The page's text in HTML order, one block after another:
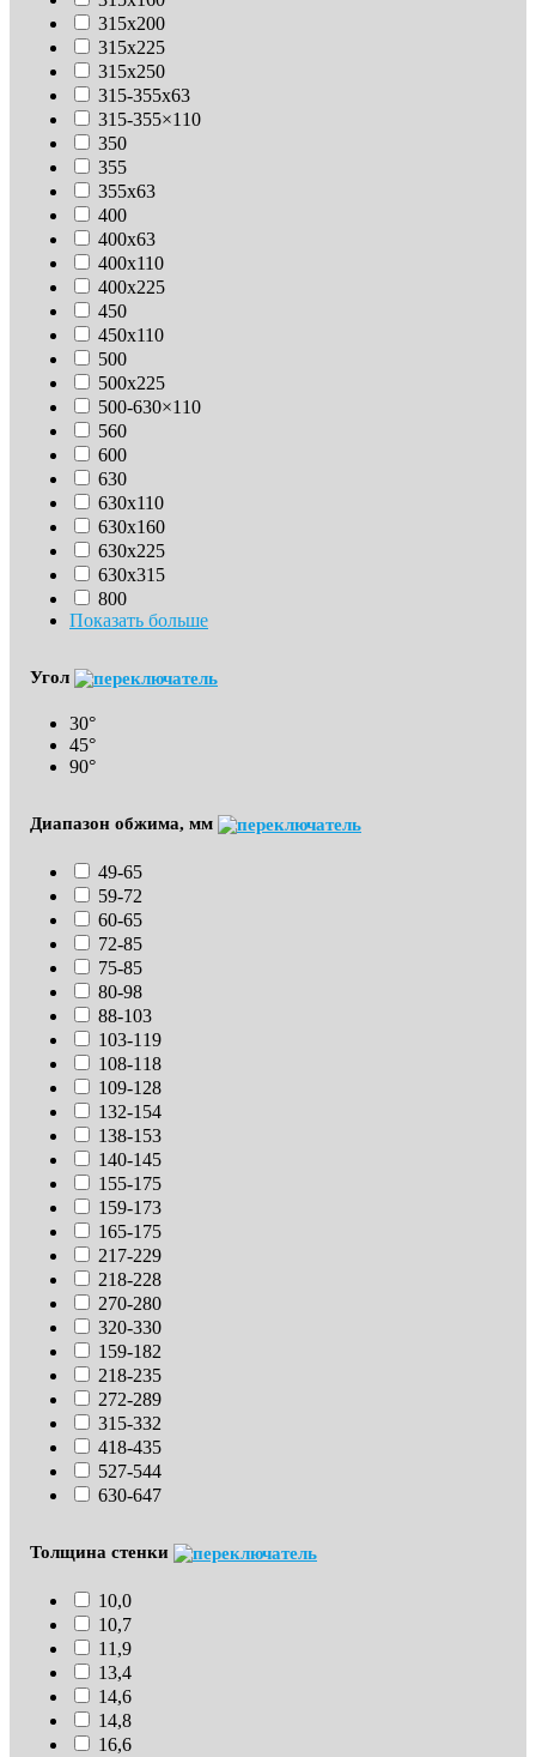
315х200
315х225
315х250
315-355х63
315-355×110
350
355
355х63
400
400х63
400х110
400х225
450
450х110
500
500х225
500-630×110
560
600
630
630х110
630x160
630х225
630х315
800
Показать больше
Угол
30°
45°
90°
Диапазон обжима, мм
49-65
59-72
60-65
72-85
75-85
80-98
88-103
103-119
108-118
109-128
132-154
138-153
140-145
155-175
159-173
165-175
217-229
218-228
270-280
320-330
159-182
218-235
272-289
315-332
418-435
527-544
630-647
Толщина стенки
10,0
10,7
11,9
13,4
14,6
14,8
16,6